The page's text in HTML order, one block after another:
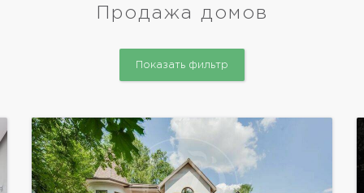
Продажа домов
Показать фильтр